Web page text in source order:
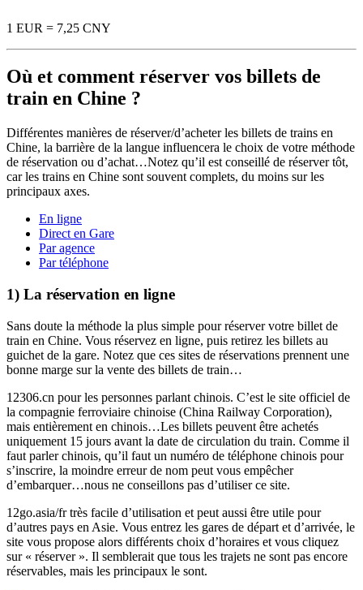
1 EUR = 7,25 CNY
Où et comment réserver vos billets de
train en Chine ?
Différentes manières de réserver/d’acheter les billets de trains en
Chine, la barrière de la langue influencera le choix de votre méthode
de réservation ou d’achat…Notez qu’il est conseillé de réserver tôt,
car les trains en Chine sont souvent complets, du moins sur les
principaux axes.
En ligne
Direct en Gare
Par agence
Par téléphone
1) La réservation en ligne
Sans doute la méthode la plus simple pour réserver votre billet de
train en Chine. Vous réservez en ligne, puis retirez les billets au
guichet de la gare. Notez que ces sites de réservations prennent une
bonne marge sur la vente des billets de train…
12306.cn pour les personnes parlant chinois. C’est le site officiel de
la compagnie ferroviaire chinoise (China Railway Corporation),
mais entièrement en chinois…Les billets peuvent être achetés
uniquement 15 jours avant la date de circulation du train. Comme il
faut parler chinois, qu’il faut un numéro de téléphone chinois pour
s’inscrire, la moindre erreur de nom peut vous empêcher
d’embarquer…nous ne conseillons pas d’utiliser ce site.
12go.asia/fr très facile d’utilisation et peut aussi être utile pour
d’autres pays en Asie. Vous entrez les gares de départ et d’arrivée, le
site vous propose alors différents choix d’horaires et vous cliquez
sur « réserver ». Il semblerait que tous les trajets ne sont pas encore
réservables, mais les principaux le sont.